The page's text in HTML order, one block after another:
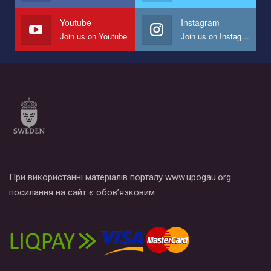
наш план по борьбе с насилием и дискриминацией на почве
СОГИ в Украине.
Все, что вам нужно сделать - это зайти на наш канал YouTube
Youtube
Join us on Youtube
Instagram
Join us on Instagram
При використанні матеріалів порталу www.upogau.org
посилання на сайт є обов’язковим.